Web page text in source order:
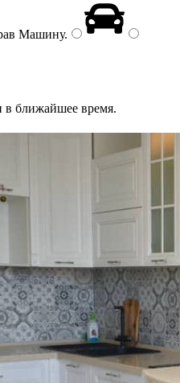
Машину.
в ближайшее время.